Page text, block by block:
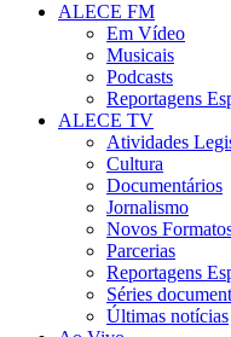
ALECE FM
Em Vídeo
Musicais
Podcasts
Reportagens
ALECE TV
Atividades
Cultura
Documentários
Jornalismo
Novos
Parcerias
Reportagens
Séries
Últimas notícias